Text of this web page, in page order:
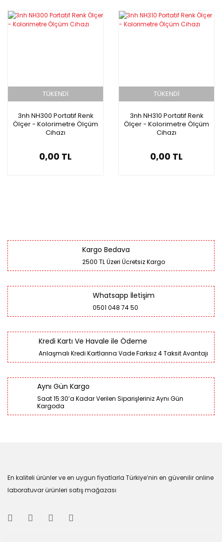
TÜKENDİ
3nh NH300 Portatif Renk
Ölçer - Kolorimetre Ölçüm
Cihazı
0,00 TL
TÜKENDİ
3nh NH310 Portatif Renk
Ölçer - Kolorimetre Ölçüm
Cihazı
0,00 TL
Kargo Bedava
2500 TL Üzeri Ücretsiz Kargo
Whatsapp İletişim
0501 048 74 50
Kredi Kartı Ve Havale ile Ödeme
Anlaşmalı Kredi Kartlarına Vade Farksız 4 Taksit Avantajı
Aynı Gün Kargo
Saat 15:30’a Kadar Verilen Siparişleriniz Aynı Gün
Kargoda
En kaliteli ürünler ve en uygun fiyatlarla Türkiye’nin en güvenilir online
laboratuvar ürünleri satış mağazası